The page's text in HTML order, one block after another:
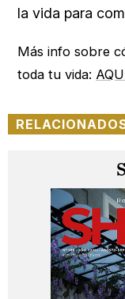
la vida para
Más info sobre
toda tu vida: